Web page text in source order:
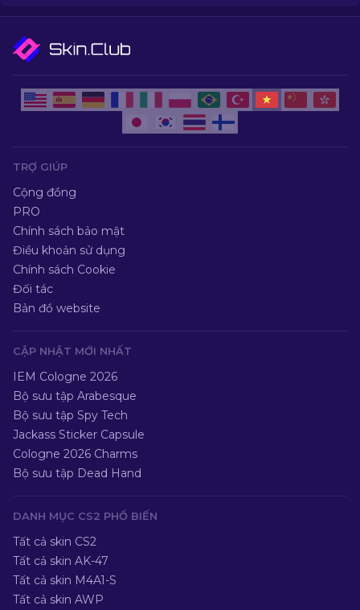
TRỢ GIÚP
Cộng đồng
PRO
Chính sách bảo mật
Điều khoản sử dụng
Chính sách Cookie
Đối tác
Bản đồ website
CẬP NHẬT MỚI NHẤT
IEM Cologne 2026
Bộ sưu tập Arabesque
Bộ sưu tập Spy Tech
Jackass Sticker Capsule
Cologne 2026 Charms
Bộ sưu tập Dead Hand
DANH MỤC CS2 PHỔ BIẾN
Tất cả skin CS2
Tất cả skin AK-47
Tất cả skin M4A1-S
Tất cả skin AWP